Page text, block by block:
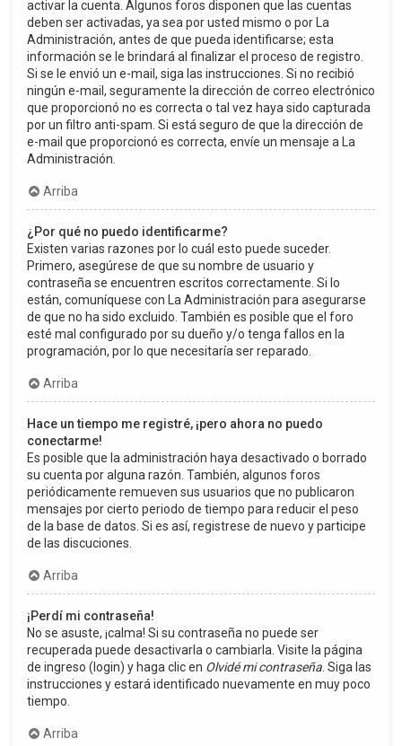
activar la cuenta. Algunos foros disponen que las cuentas
deben ser activadas, ya sea por usted mismo o por La
Administración, antes de que pueda identificarse; esta
información se le brindará al finalizar el proceso de registro.
Si se le envió un e-mail, siga las instrucciones. Si no recibió
ningún e-mail, seguramente la dirección de correo electrónico
que proporcionó no es correcta o tal vez haya sido capturada
por un filtro anti-spam. Si está seguro de que la dirección de
e-mail que proporcionó es correcta, envíe un mensaje a La
Administración.
Arriba
¿Por qué no puedo identificarme?
Existen varias razones por lo cuál esto puede suceder.
Primero, asegúrese de que su nombre de usuario y
contraseña se encuentren escritos correctamente. Si lo
están, comuníquese con La Administración para asegurarse
de que no ha sido excluido. También es posible que el foro
esté mal configurado por su dueño y/o tenga fallos en la
programación, por lo que necesitaría ser reparado.
Arriba
Hace un tiempo me registré, ¡pero ahora no puedo
conectarme!
Es posible que la administración haya desactivado o borrado
su cuenta por alguna razón. También, algunos foros
periódicamente remueven sus usuarios que no publicaron
mensajes por cierto periodo de tiempo para reducir el peso
de la base de datos. Si es así, registrese de nuevo y participe
de las discuciones.
Arriba
¡Perdí mi contraseña!
No se asuste, ¡calma! Si su contraseña no puede ser
recuperada puede desactivarla o cambiarla. Visite la página
de ingreso (login) y haga clic en Olvidé mi contraseña . Siga las
instrucciones y estará identificado nuevamente en muy poco
tiempo.
Arriba